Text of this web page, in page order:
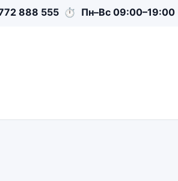
888 555 ⏱ Пн–Вс 09:00–19:00